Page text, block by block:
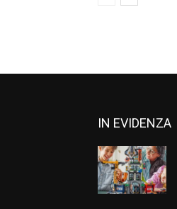
IN EVIDENZA